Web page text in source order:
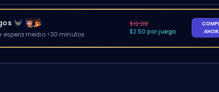
espera medio <30 minutos
$12.00
$2.50 por juego